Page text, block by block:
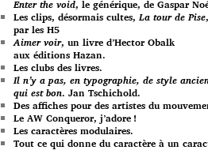
Enter the void, le générique, de Gaspar
Les clips, désormais cultes,La tour de Pise
par les H5
Aimer voir, un livre d’Hector Obalk
aux éditions Hazan.
Les clubs des livres.
Il n’y a pas, en typographie, de style
qui est bon. Jan Tschichold.
Des affiches pour des artistes du
Le AW Conqueror, j’adore !
Les caractères modulaires.
Tout ce qui donne du caractère à un